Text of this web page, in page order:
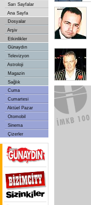
Sarı Sayfalar
Ana Sayfa
Dosyalar
Arşiv
Etkinlikler
Günaydın
Televizyon
Astroloji
Magazin
Sağlık
Cuma
Cumartesi
Aktüel Pazar
Otomobil
Sinema
Çizerler